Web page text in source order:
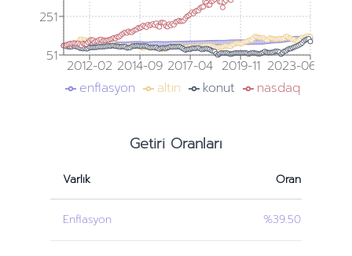
2012-02 2014-09 2017-04 2019-11 2023-06
51
251
enflasyon altın konut nasdaq
Getiri Oranları
Varlık Oran
Enflasyon %39.50